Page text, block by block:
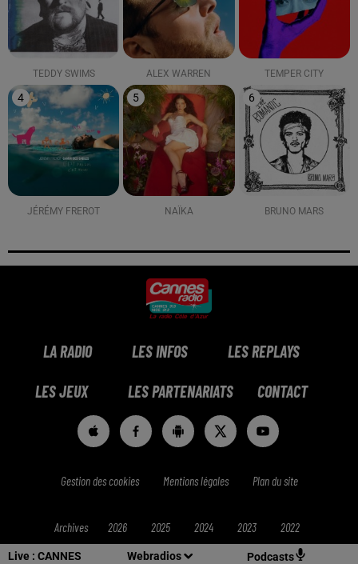
Live : CANNES Webradios Podcasts
TEDDY SWIMS ALEX WARREN TEMPER CITY
4
JÉRÉMY FREROT
5
NAÏKA
6
BRUNO MARS
LA RADIO LES INFOS LES REPLAYS
LES JEUX LES PARTENARIATS CONTACT
Gestion des cookies Mentions légales Plan du site
Archives 2026 2025 2024 2023 2022